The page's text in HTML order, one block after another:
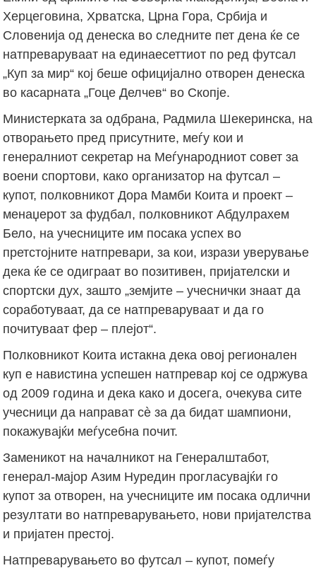
Херцеговина, Хрватска, Црна Гора, Србија и
Словенија од денеска во следните пет дена ќе се
натпреваруваат на единаесеттиот по ред футсал
„Куп за мир“ кој беше официјално отворен денеска
во касарната „Гоце Делчев“ во Скопје.
Министерката за одбрана, Радмила Шекеринска, на
отворањето пред присутните, меѓу кои и
генералниот секретар на Меѓународниот совет за
воени спортови, како организатор на футсал –
купот, полковникот Дора Мамби Коита и проект –
менаџерот за фудбал, полковникот Абдулрахем
Бело, на учесниците им посака успех во
претстојните натпревари, за кои, изрази уверување
дека ќе се одиграат во позитивен, пријателски и
спортски дух, зашто „земјите – учеснички знаат да
соработуваат, да се натпреваруваат и да го
почитуваат фер – плејот“.
Полковникот Коита истакна дека овој регионален
куп е навистина успешен натпревар кој се одржува
од 2009 година и дека како и досега, очекува сите
учесници да направат сè за да бидат шампиони,
покажувајќи меѓусебна почит.
Заменикот на началникот на Генералштабот,
генерал-мајор Азим Нуредин прогласувајќи го
купот за отворен, на учесниците им посака одлични
резултати во натпреварувањето, нови пријателства
и пријатен престој.
Натпреварувањето во футсал – купот, помеѓу